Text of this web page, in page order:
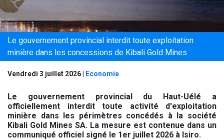
Le gouvernement provincial interdit toute exploitation
minière dans les concessions de Kibali Gold Mines
Vendredi 3 juillet 2026 Economie
Le gouvernement provincial du Haut-Uélé a
officiellement interdit toute activité d'exploitation
minière dans les périmètres concédés à la société
Kibali Gold Mines SA. La mesure est contenue dans un
communiqué officiel signé le 1er juillet 2026 à Isiro.